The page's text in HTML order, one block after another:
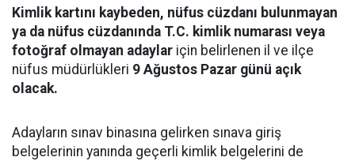
Kimlik kartını kaybeden, nüfus cüzdanı bulunmayan
ya da nüfus cüzdanında T.C. kimlik numarası veya
fotoğraf olmayan adaylar için belirlenen il ve ilçe
nüfus müdürlükleri 9 Ağustos Pazar günü açık
olacak.
Adayların sınav binasına gelirken sınava giriş
belgelerinin yanında geçerli kimlik belgelerini de